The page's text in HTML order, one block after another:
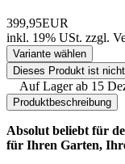
399,95EUR
inkl. 19% USt. zzgl.
Variante wählen
Dieses Produkt ist
Auf Lager ab 15
Produktbeschreibung
Absolut beliebt für
für Ihren Garten,